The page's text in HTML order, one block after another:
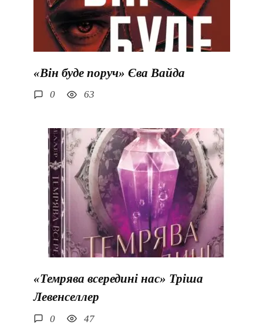
«Він буде поруч» Єва Вайда
0 63
«Темрява всередині нас» Тріша
Левенселлер
0 47